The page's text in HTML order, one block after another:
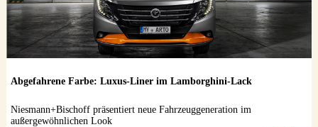
Abgefahrene Farbe: Luxus-Liner im Lamborghini-Lack
Niesmann+Bischoff präsentiert neue Fahrzeuggeneration im
außergewöhnlichen Look